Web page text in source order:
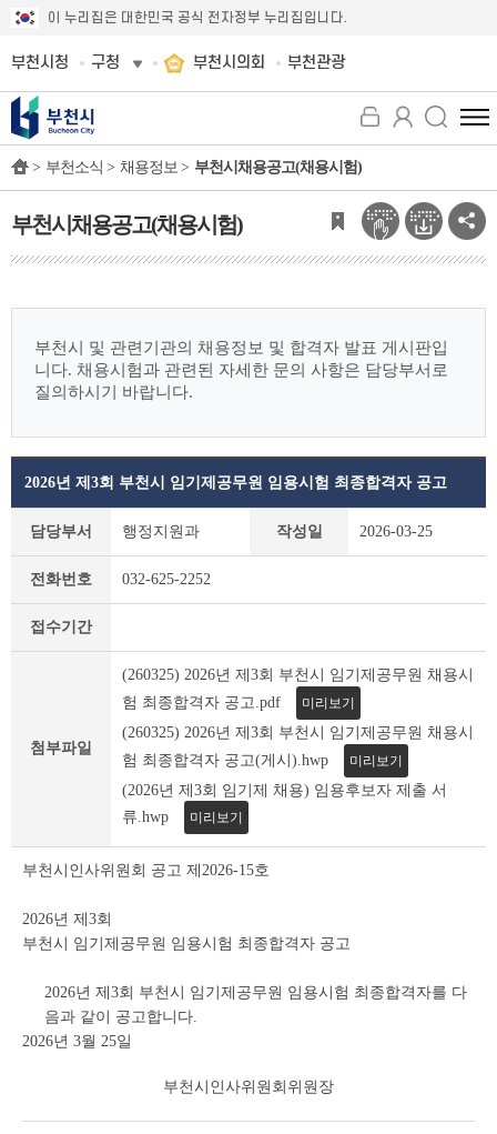
이 누리집은 대한민국 공식 전자정부 누리집입니다.
부천시청 구청 부천시의회 부천관광
전
체
뉴
보
기
> 부천소식 > 채용정보 > 부천시채용공고(채용시험)
부천시채용공고(채용시험)
부천시 및 관련기관의 채용정보 및 합격자 발표 게시판입
니다. 채용시험과 관련된 자세한 문의 사항은 담당부서로
질의하시기 바랍니다.
용
고
험)
이
2026년 제3회 부천시 임기제공무원 임용시험 최종합격자 공고
담당부서 행정지원과 작성일 2026-03-25
전화번호 032-625-2252
접수기간
첨부파일
(260325) 2026년 제3회 부천시 임기제공무원 채용시
험 최종합격자 공고.pdf
미리보기
(260325) 2026년 제3회 부천시 임기제공무원 채용시
험 최종합격자 공고(게시).hwp
미리보기
(2026년 제3회 임기제 채용) 임용후보자 제출 서
류.hwp
미리보기
부천시인사위원회 공고 제2026-15호
2026년 제3회
부천시 임기제공무원 임용시험 최종합격자 공고
2026년 제3회 부천시 임기제공무원 임용시험 최종합격자를 다
음과 같이 공고합니다.
2026년 3월 25일
부천시인사위원회위원장